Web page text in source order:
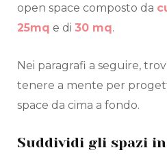
open space composto da
25mq e di 30 mq.
Nei paragrafi a seguire,
tenere a mente per
space da cima a fondo.
Suddividi gli spazi